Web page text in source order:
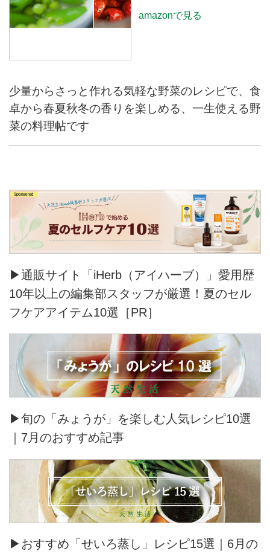
amazonで見る
少量からさっと作れる気軽な野菜のレシピで、食
卓から春夏秋冬の香りを楽しめる、一生使える野
菜の料理帖です
▶通販サイト「iHerb（アイハーブ）」愛用歴
10年以上の編集部スタッフが厳選！夏のセル
フケアアイテム10選［PR］
▶旬の「みょうが」を楽しむ人気レシピ10選
｜7月のおすすめ記事
▶おすすめ「せいろ蒸し」レシピ15選｜6月の